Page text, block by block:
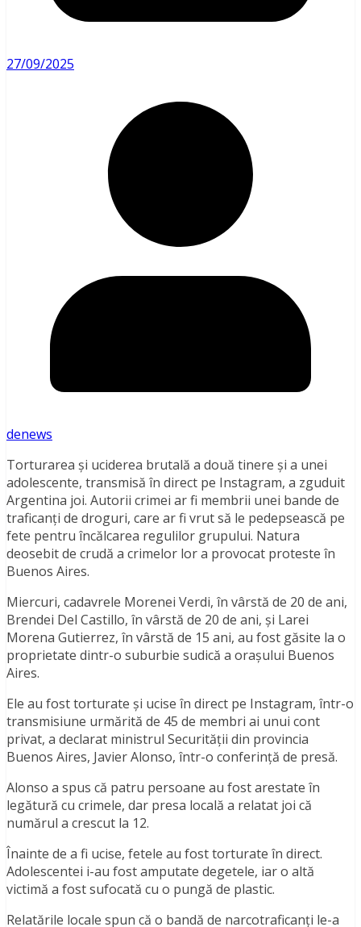
27/09/2025
denews
Torturarea și uciderea brutală a două tinere și a unei
adolescente, transmisă în direct pe Instagram, a zguduit
Argentina joi. Autorii crimei ar fi membrii unei bande de
traficanți de droguri, care ar fi vrut să le pedepsească pe
fete pentru încălcarea regulilor grupului. Natura
deosebit de crudă a crimelor lor a provocat proteste în
Buenos Aires.
Miercuri, cadavrele Morenei Verdi, în vârstă de 20 de ani,
Brendei Del Castillo, în vârstă de 20 de ani, și Larei
Morena Gutierrez, în vârstă de 15 ani, au fost găsite la o
proprietate dintr-o suburbie sudică a orașului Buenos
Aires.
Ele au fost torturate și ucise în direct pe Instagram, într-o
transmisiune urmărită de 45 de membri ai unui cont
privat, a declarat ministrul Securității din provincia
Buenos Aires, Javier Alonso, într-o conferință de presă.
Alonso a spus că patru persoane au fost arestate în
legătură cu crimele, dar presa locală a relatat joi că
numărul a crescut la 12.
Înainte de a fi ucise, fetele au fost torturate în direct.
Adolescentei i-au fost amputate degetele, iar o altă
victimă a fost sufocată cu o pungă de plastic.
Relatările locale spun că o bandă de narcotraficanți le-a